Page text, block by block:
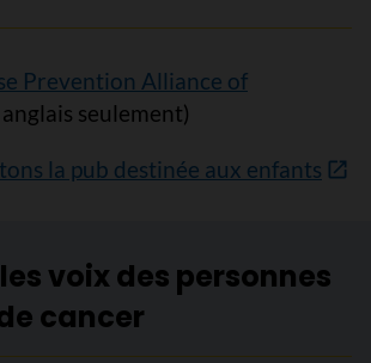
Prevention Alliance of
seulement)
la pub destinée aux enfants
voix des personnes
cancer